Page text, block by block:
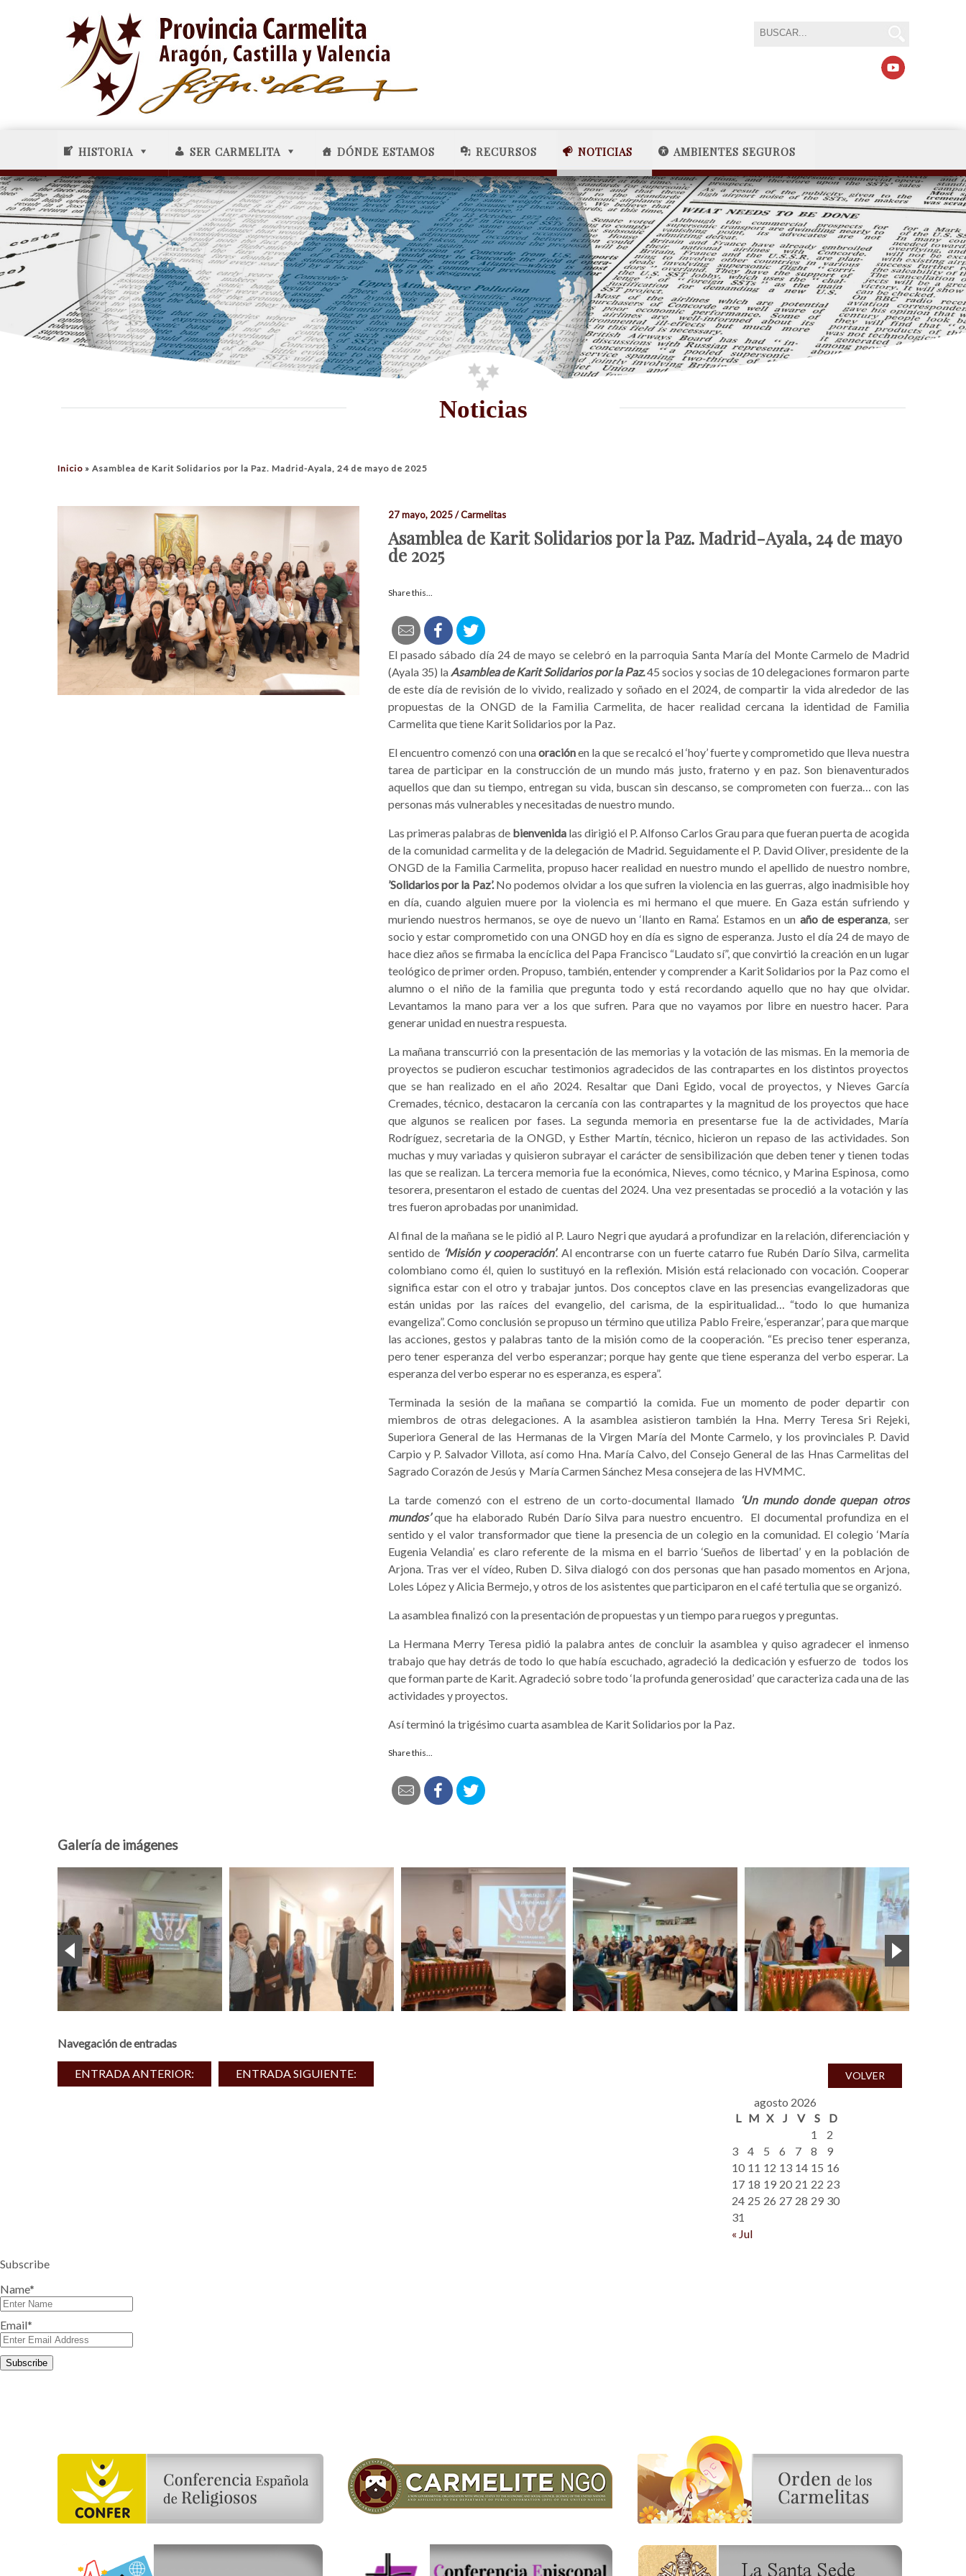
HISTORIA SER CARMELITA DÓNDE ESTAMOS RECURSOS NOTICIAS AMBIENTES SEGUROS
Noticias
Inicio» Asamblea de Karit Solidarios por la Paz. Madrid-Ayala, 24 de mayo de 2025
27 mayo, 2025 / Carmelitas
Asamblea de Karit Solidarios por la Paz. Madrid-Ayala, 24 de mayo
de 2025
Share this...
El pasado sábado día 24 de mayo se celebró en la parroquia Santa María del Monte Carmelo de Madrid
(Ayala 35) la Asamblea de Karit Solidarios por la Paz.45 socios y socias de 10 delegaciones formaron parte
de este día de revisión de lo vivido, realizado y soñado en el 2024, de compartir la vida alrededor de las
propuestas de la ONGD de la Familia Carmelita, de hacer realidad cercana la identidad de Familia
Carmelita que tiene Karit Solidarios por la Paz.
El encuentro comenzó con unaoraciónen la que se recalcó el ‘hoy’ fuerte y comprometido que lleva nuestra
tarea de participar en la construcción de un mundo más justo, fraterno y en paz. Son bienaventurados
aquellos que dan su tiempo, entregan su vida, buscan sin descanso, se comprometen con fuerza… con las
personas más vulnerables y necesitadas de nuestro mundo.
Las primeras palabras debienvenidalas dirigió el P. Alfonso Carlos Grau para que fueran puerta de acogida
de la comunidad carmelita y de la delegación de Madrid. Seguidamente el P. David Oliver, presidente de la
ONGD de la Familia Carmelita, propuso hacer realidad en nuestro mundo el apellido de nuestro nombre,
’Solidarios por la Paz’.No podemos olvidar a los que sufren la violencia en las guerras, algo inadmisible hoy
en día, cuando alguien muere por la violencia es mi hermano el que muere. En Gaza están sufriendo y
muriendo nuestros hermanos, se oye de nuevo un ‘llanto en Rama’. Estamos en un año de esperanza , ser
socio y estar comprometido con una ONGD hoy en día es signo de esperanza. Justo el día 24 de mayo de
hace diez años se firmaba la encíclica del Papa Francisco “Laudato sí”, que convirtió la creación en un lugar
teológico de primer orden. Propuso, también, entender y comprender a Karit Solidarios por la Paz como el
alumno o el niño de la familia que pregunta todo y está recordando aquello que no hay que olvidar.
Levantamos la mano para ver a los que sufren. Para que no vayamos por libre en nuestro hacer. Para
generar unidad en nuestra respuesta.
La mañana transcurrió con la presentación de las memorias y la votación de las mismas. En la memoria de
proyectos se pudieron escuchar testimonios agradecidos de las contrapartes en los distintos proyectos
que se han realizado en el año 2024. Resaltar que Dani Egido, vocal de proyectos, y Nieves García
Cremades, técnico, destacaron la cercanía con las contrapartes y la magnitud de los proyectos que hace
que algunos se realicen por fases. La segunda memoria en presentarse fue la de actividades, María
Rodríguez, secretaria de la ONGD, y Esther Martín, técnico, hicieron un repaso de las actividades. Son
muchas y muy variadas y quisieron subrayar el carácter de sensibilización que deben tener y tienen todas
las que se realizan. La tercera memoria fue la económica, Nieves, como técnico, y Marina Espinosa, como
tesorera, presentaron el estado de cuentas del 2024. Una vez presentadas se procedió a la votación y las
tres fueron aprobadas por unanimidad.
Al final de la mañana se le pidió al P. Lauro Negri que ayudará a profundizar en la relación, diferenciación y
sentido de ‘Misión y cooperación’. Al encontrarse con un fuerte catarro fue Rubén Darío Silva, carmelita
colombiano como él, quien lo sustituyó en la reflexión. Misión está relacionado con vocación. Cooperar
significa estar con el otro y trabajar juntos. Dos conceptos clave en las presencias evangelizadoras que
están unidas por las raíces del evangelio, del carisma, de la espiritualidad… “todo lo que humaniza
evangeliza”. Como conclusión se propuso un término que utiliza Pablo Freire, ‘esperanzar’, para que marque
las acciones, gestos y palabras tanto de la misión como de la cooperación. “Es preciso tener esperanza,
pero tener esperanza del verbo esperanzar; porque hay gente que tiene esperanza del verbo esperar. La
esperanza del verbo esperar no es esperanza, es espera”.
Terminada la sesión de la mañana se compartió la comida. Fue un momento de poder departir con
miembros de otras delegaciones. A la asamblea asistieron también la Hna. Merry Teresa Sri Rejeki,
Superiora General de las Hermanas de la Virgen María del Monte Carmelo, y los provinciales P. David
Carpio y P. Salvador Villota, así como Hna. María Calvo, del Consejo General de las Hnas Carmelitas del
Sagrado Corazón de Jesús y María Carmen Sánchez Mesa consejera de las HVMMC.
La tarde comenzó con el estreno de un corto-documental llamado ‘Un mundo donde quepan otros
mundos’que ha elaborado Rubén Darío Silva para nuestro encuentro. El documental profundiza en el
sentido y el valor transformador que tiene la presencia de un colegio en la comunidad. El colegio ‘María
Eugenia Velandia’ es claro referente de la misma en el barrio ‘Sueños de libertad’ y en la población de
Arjona. Tras ver el vídeo, Ruben D. Silva dialogó con dos personas que han pasado momentos en Arjona,
Loles López y Alicia Bermejo, y otros de los asistentes que participaron en el café tertulia que se organizó.
La asamblea finalizó con la presentación de propuestas y un tiempo para ruegos y preguntas.
La Hermana Merry Teresa pidió la palabra antes de concluir la asamblea y quiso agradecer el inmenso
trabajo que hay detrás de todo lo que había escuchado, agradeció la dedicación y esfuerzo de todos los
que forman parte de Karit. Agradeció sobre todo ‘la profunda generosidad’ que caracteriza cada una de las
actividades y proyectos.
Así terminó la trigésimo cuarta asamblea de Karit Solidarios por la Paz.
Share this...
Galería de imágenes
Navegación de entradas
ENTRADA ANTERIOR: ENTRADA SIGUIENTE: VOLVER
agosto 2026
L
M X J V S D
« Jul
1
2
3
4 5 6 7 8
9
10 11 12 13 14 15 16
17 18 19 20 21 22 23
24 25 26 27 28 29 30
31
Subscribe
Name*
Email*